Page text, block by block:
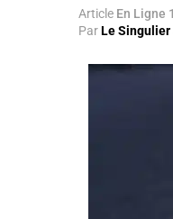
Article En Ligne
ParLe Singulier